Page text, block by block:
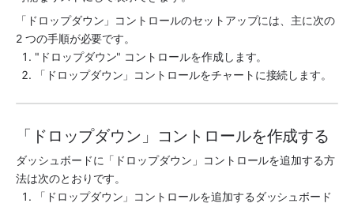
「ドロップダウン」コントロールのセットアップには、主に次の
2 つの手順が必要です。
"ドロップダウン" コントロールを作成します。
「ドロップダウン」コントロールをチャートに接続します。
「ドロップダウン」コントロールを作成する
ダッシュボードに「ドロップダウン」コントロールを追加する方
法は次のとおりです。
「ドロップダウン」コントロールを追加するダッシュボード